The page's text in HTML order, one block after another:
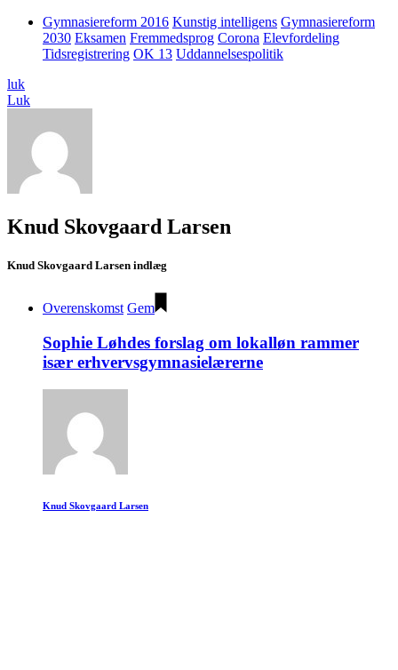
Gymnasiereform 2016 Kunstig intelligens Gymnasiereform
2030 Eksamen Fremmedsprog Corona Elevfordeling
Tidsregistrering OK 13 Uddannelsespolitik
luk
Luk
Knud Skovgaard Larsen
Knud Skovgaard Larsen indlæg
Overenskomst Gem
Sophie Løhdes forslag om lokalløn rammer
især erhvervsgymnasielærerne
Knud Skovgaard Larsen